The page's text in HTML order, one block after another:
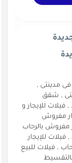
مدينتى ,
, شقق
للإيجار و
مفروش
مفروش بالرحاب
للإيجار
, فيلات للبيع